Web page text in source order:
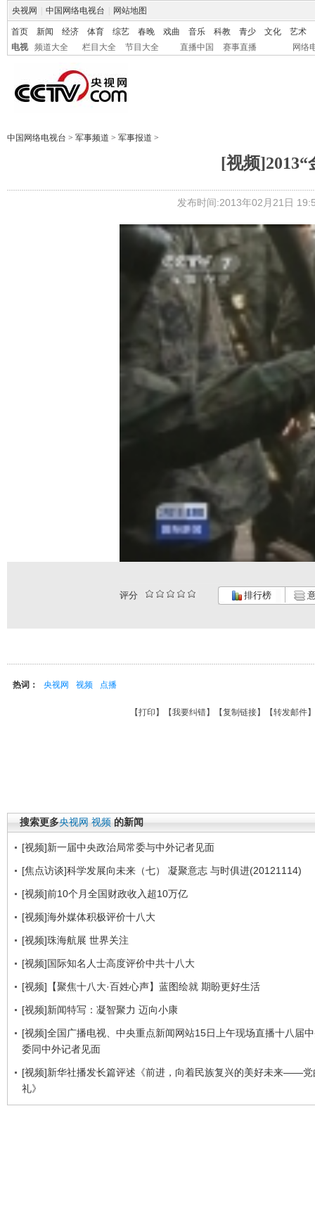
央视网 中国网络电视台 网站地图
首页 新闻 经济 体育 综艺 春晚 戏曲 音乐 科教 青少 文化
艺术
电视
频道大全 栏目大全 节目大全 直播中国 赛事直播 网络
中国网络电视台 > 军事频道 > 军事报道 >
[视频
发布时间:2013年02月21日
评分 排行榜
热词： 央视网 视频 点播
【打印 】【我要纠错】【复制链接】【转发邮件
搜索更多央视网 视频 的新闻
[视频]新一届中央政治局常委与中外记者见面
[焦点访谈]科学发展向未来（七） 凝聚意志 与时俱进(20121114)
[视频]前10个月全国财政收入超10万亿
[视频]海外媒体积极评价十八大
[视频]珠海航展 世界关注
[视频]国际知名人士高度评价中共十八大
[视频]【聚焦十八大·百姓心声】蓝图绘就 期盼更好生活
[视频]新闻特写：凝智聚力 迈向小康
[视频]全国广播电视、中央重点新闻网站15日上午现场直播十八届
委同中外记者见面
[视频]新华社播发长篇评述《前进，向着民族复兴的美好未来——党
礼》